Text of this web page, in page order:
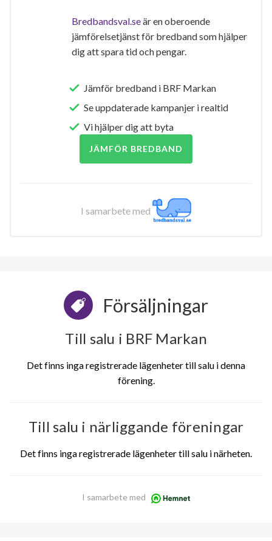
Bredbandsval.seär en oberoende
jämförelsetjänst för bredband som hjälper
dig att spara tid och pengar.
Jämför bredband i BRF Markan
Se uppdaterade kampanjer i realtid
Vi hjälper dig att byta
JÄMFÖR BREDBAND
I samarbete med
Försäljningar
Till salu i BRF Markan
Det finns inga registrerade lägenheter till salu i denna
förening.
Till salu i närliggande föreningar
Det finns inga registrerade lägenheter till salu i närheten.
I samarbete med